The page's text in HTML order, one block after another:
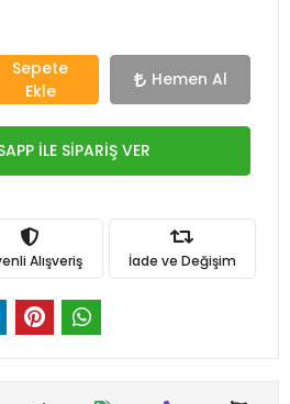
Sepete
Ekle
Hemen Al
İLE SİPARİŞ VER
Alışveriş İade ve Değişim